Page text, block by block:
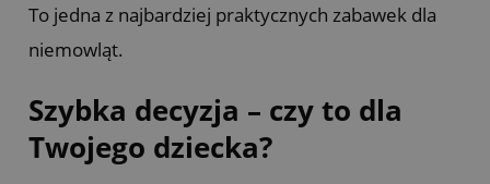
To jedna z najbardziej praktycznych zabawek dla
niemowląt.
Szybka decyzja – czy to dla
Twojego dziecka?